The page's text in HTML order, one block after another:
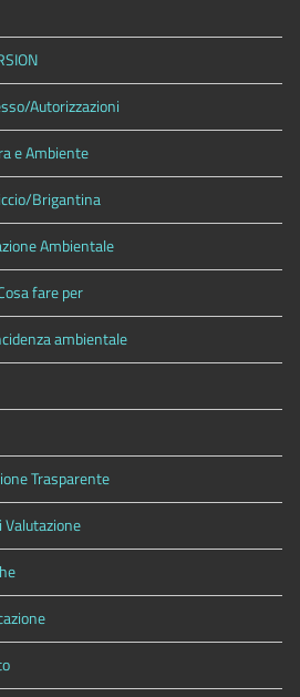
Autorizzazioni
e Ambiente
Brigantina
Ambientale
fare per
ambientale
Trasparente